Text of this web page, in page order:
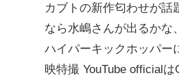
カブトの新作匂わせが話
なら水嶋さんが出るかな
ハイパーキックホッパー
映特撮 YouTube official